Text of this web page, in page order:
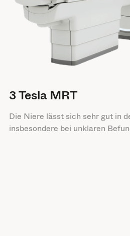
3 Tesla MRT
Die Niere lässt sich sehr gut in
insbesondere bei unklaren